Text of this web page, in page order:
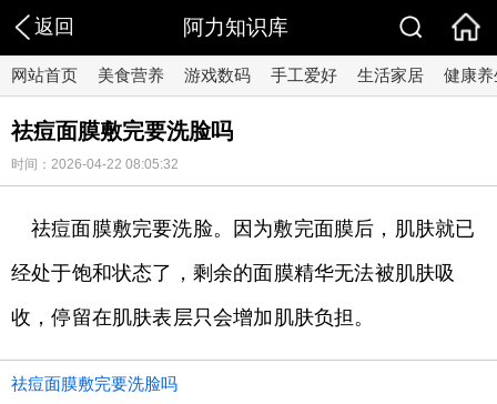
返回 阿力知识库
网站首页 美食营养 游戏数码 手工爱好 生活家居 健康养
祛痘面膜敷完要洗脸吗
时间：2026-04-22 08:05:32
祛痘面膜敷完要洗脸。因为敷完面膜后，肌肤就已
经处于饱和状态了，剩余的面膜精华无法被肌肤吸
收，停留在肌肤表层只会增加肌肤负担。
祛痘面膜敷完要洗脸吗